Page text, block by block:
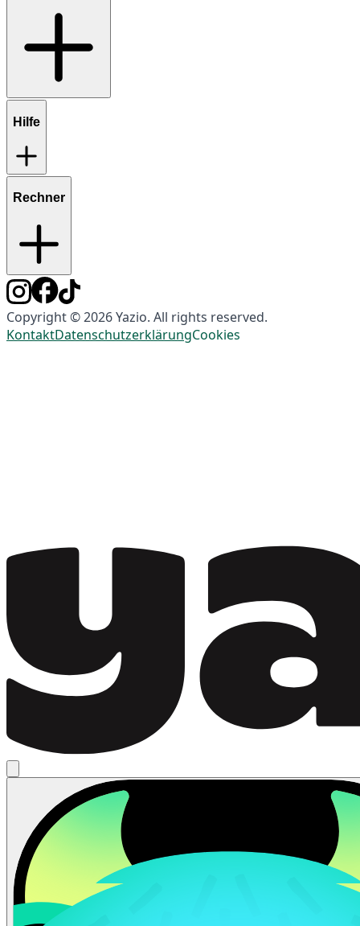
Hilfe
Rechner
Copyright © 2026 Yazio. All rights reserved.
KontaktDatenschutzerklärungCookies